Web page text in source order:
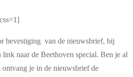
bevestiging van de nieuwsbrief, bij
naar de Beethoven special. Ben je al
je in de nieuwsbrief de